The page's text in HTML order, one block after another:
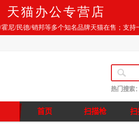
天猫办公专营店
尼/民德/销邦等多个知名品牌天猫在售；支持
热门搜索
首页 扫描枪 扫